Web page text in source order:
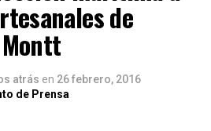
de
atrás en 26 febrero, 2016
de Prensa